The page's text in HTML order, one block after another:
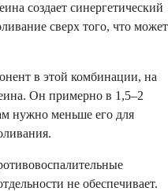
создает синергетический
сверх того, что может
в этой комбинации, на
Он примерно в 1,5–2
нужно меньше его для
не обеспечивает.